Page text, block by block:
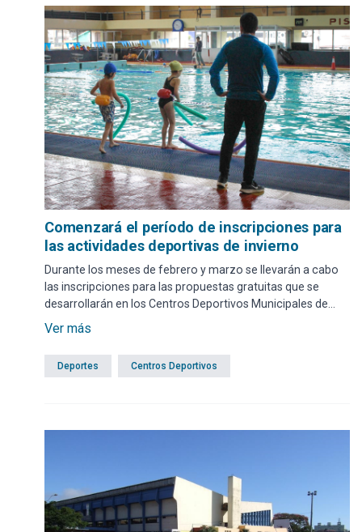
Comenzará el período de inscripciones para
las actividades deportivas de invierno
Durante los meses de febrero y marzo se llevarán a cabo
las inscripciones para las propuestas gratuitas que se
desarrollarán en los Centros Deportivos Municipales de
todo el departamento.
Ver más
Deportes Centros Deportivos